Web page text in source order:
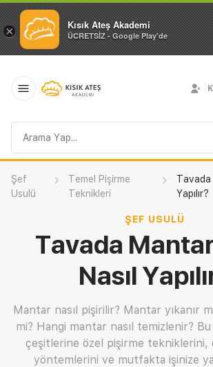
× Kısık Ateş Akademi
ÜCRETSİZ - Google Play'de
sorgusu
Şef
Usulü
Temel Pişirme
Teknikleri
Tavada
Yapılır?
ŞEF USULÜ
Tavada
Nasıl
Mantar nasıl pişirilir? Mantar yıkanır
mi? Hangi mantar nasıl temizlenir?
çeşitlerine özel pişirme tekniklerini,
yöntemlerini ve mutfakta işinize